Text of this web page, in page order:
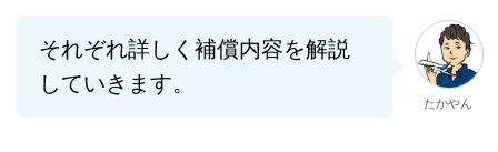
それぞれ詳しく補償内容を解説
していきます。
たかやん